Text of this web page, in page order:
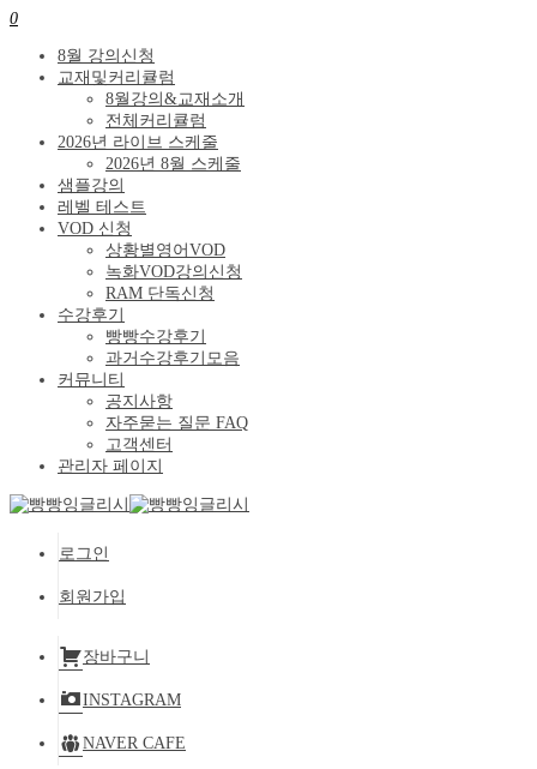
0
8월 강의신청
교재및커리큘럼
8월강의&교재소개
전체커리큘럼
2026년 라이브 스케줄
2026년 8월 스케줄
샘플강의
레벨 테스트
VOD 신청
상황별영어VOD
녹화VOD강의신청
RAM 단독신청
수강후기
빵빵수강후기
과거수강후기모음
커뮤니티
공지사항
자주묻는 질문 FAQ
고객센터
관리자 페이지
로그인
회원가입
장바구니
INSTAGRAM
NAVER CAFE